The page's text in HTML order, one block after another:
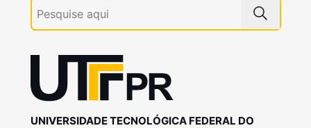
UNIVERSIDADE TECNOLÓGICA FEDERAL DO